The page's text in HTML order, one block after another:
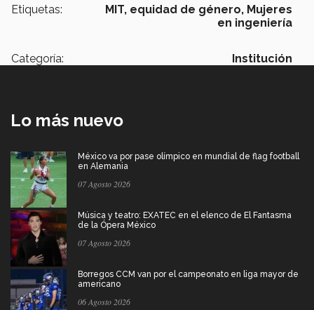
Etiquetas: MIT, equidad de género, Mujeres
en ingeniería
Categoría: Institución
Lo más nuevo
México va por pase olímpico en mundial de flag football
en Alemania
07 Agosto 2026
Música y teatro: EXATEC en el elenco de El Fantasma
de la Ópera México
07 Agosto 2026
Borregos CCM van por el campeonato en liga mayor de
americano
06 Agosto 2026